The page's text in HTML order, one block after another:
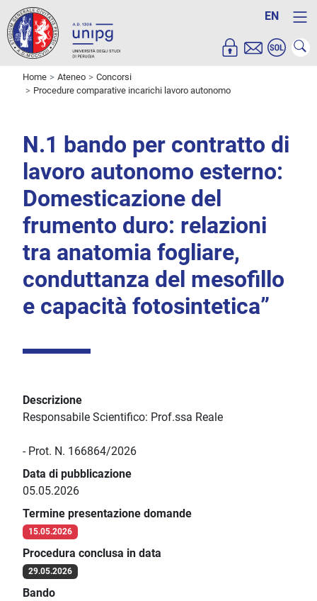
EN
Home Ateneo
Concorsi
Procedure comparative incarichi lavoro autonomo
N.1 bando per contratto di
lavoro autonomo esterno:
Domesticazione del
frumento duro: relazioni
tra anatomia fogliare,
conduttanza del mesofillo
e capacità fotosintetica”
Descrizione
Responsabile Scientifico: Prof.ssa Reale
- Prot. N. 166864/2026
Data di pubblicazione
05.05.2026
Termine presentazione domande
15.05.2026
Procedura conclusa in data
29.05.2026
Bando